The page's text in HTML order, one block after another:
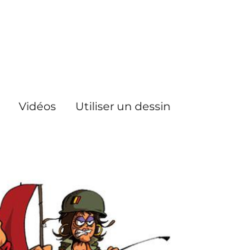
Vidéos Utiliser un dessin